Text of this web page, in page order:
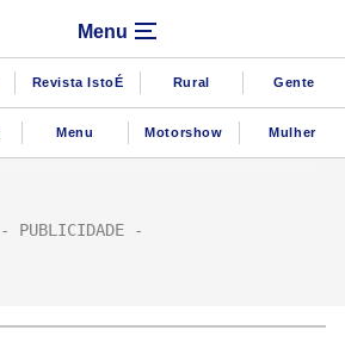
Menu
Revista IstoÉ Rural Gente
Menu Motorshow Mulher